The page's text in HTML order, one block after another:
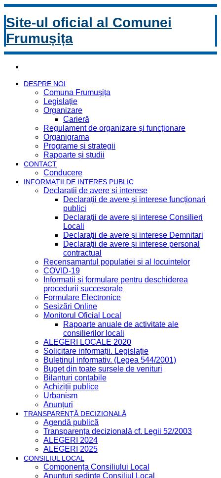
Site-ul oficial al Comunei
Frumușița
DESPRE NOI
Comuna Frumușița
Legislație
Organizare
Carieră
Regulament de organizare și funcționare
Organigrama
Programe și strategii
Rapoarte și studii
CONTACT
Conducere
INFORMAȚII DE INTERES PUBLIC
Declaratii de avere si interese
Declarații de avere și interese funcționari
publici
Declarații de avere și interese Consilieri
Locali
Declarații de avere și interese Demnitari
Declarații de avere și interese personal
contractual
Recensamantul populatiei si al locuintelor
COVID-19
Informatii si formulare pentru deschiderea
procedurii succesorale
Formulare Electronice
Sesizări Online
Monitorul Oficial Local
Rapoarte anuale de activitate ale
consilierilor locali
ALEGERI LOCALE 2020
Solicitare informații. Legislație
Buletinul informativ. (Legea 544/2001)
Buget din toate sursele de venituri
Bilanțuri contabile
Achiziții publice
Urbanism
Anunțuri
TRANSPARENȚĂ DECIZIONALĂ
Agendă publică
Transparența decizională cf. Legii 52/2003
ALEGERI 2024
ALEGERI 2025
CONSILIUL LOCAL
Componența Consiliului Local
Anunțuri ședințe Consiliul Local